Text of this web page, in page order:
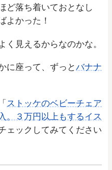
ど落ち着いておとなし
よかった！
く見えるからなのかな。
に座って、ずっとバナナ
ストッケのベビーチェア
。３万円以上もするイス
ェックしてみてください